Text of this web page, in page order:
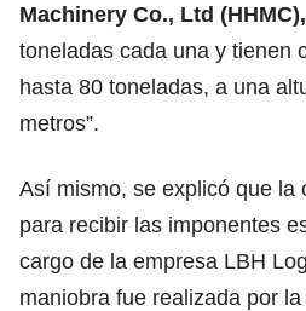
Machinery Co., Ltd (HHMC),
toneladas cada una y tienen
hasta 80 toneladas, a una
metros”.
Así mismo, se explicó que la
para recibir las imponentes
cargo de la empresa LBH
maniobra fue realizada por